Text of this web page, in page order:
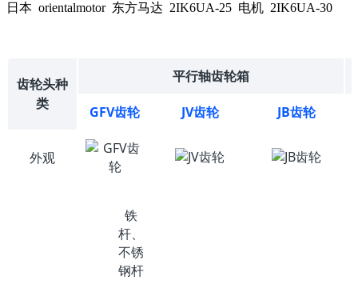
日本 orientalmotor 东方马达 2IK6UA-25 电机 2IK6UA-30
齿轮头种
类
平行轴齿轮箱
GFV齿轮 JV齿轮 JB齿轮
外观
铁
杆、
不锈
钢杆